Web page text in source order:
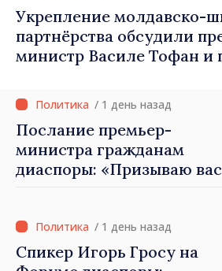
Укрепление молдавско-
партнёрства обсудили
министр Василе Тофан и посол Швеции
/ 1 день назад
Послание премьер-
министра гражданам
диаспоры: «Призываю вас
Молдова» / 1 день назад
Спикер Игорь Гросу на